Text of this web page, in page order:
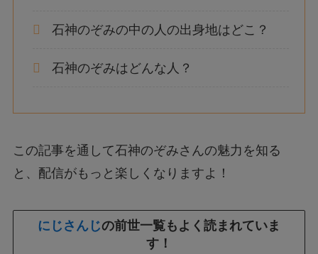
石神のぞみの中の人の出身地はどこ？
石神のぞみはどんな人？
この記事を通して石神のぞみさんの魅力を知る
と、配信がもっと楽しくなりますよ！
にじさんじの前世一覧もよく読まれていま
す！